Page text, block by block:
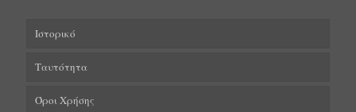
Ιστορικό
Ταυτότητα
Όροι Χρήσης